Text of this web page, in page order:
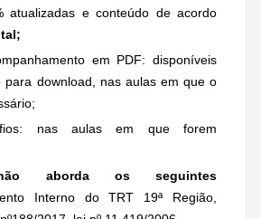
atualizadas e conteúdo de acordo
em PDF: disponíveis
para download, nas aulas em que o
nas aulas em que forem
aborda os seguintes
Interno do TRT 19ª Região,